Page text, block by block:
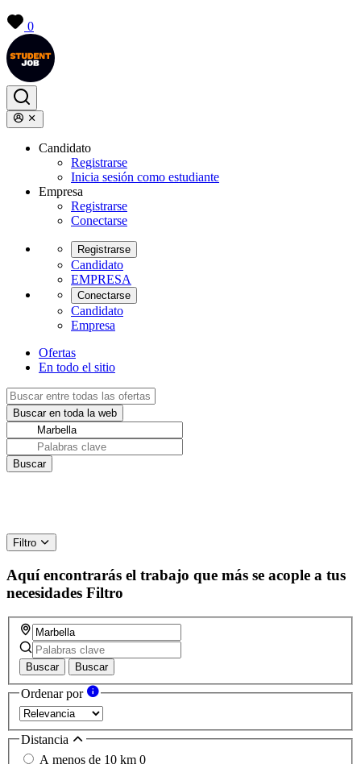
0
Candidato
Registrarse
Inicia sesión como estudiante
Empresa
Registrarse
Conectarse
Registrarse
Candidato
EMPRESA
Conectarse
Candidato
Empresa
Ofertas
En todo el sitio
Filtro
Aquí encontrarás el trabajo que más se acople a tus
necesidades Filtro
Buscar Buscar
Ordenar por
Distancia
A menos de 10 km 0